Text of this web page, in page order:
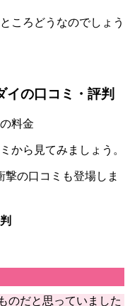
ころどうなのでしょう
イの口コミ・評判
から見てみましょう。
の口コミも登場しま
のだと思っていました